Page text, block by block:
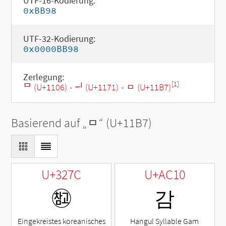
0xBB98
UTF-32-Kodierung:
0x0000BB98
Zerlegung:
ᄆ (U+1106) - ᅱ (U+1171) - ᆷ (U+11B7)[1]
Basierend auf „ᆷ“ (U+11B7)
U+327C
㉼
Eingekreistes koreanisches
U+AC10
감
Hangul Syllable Gam